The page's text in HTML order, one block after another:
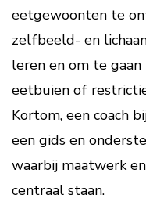
eetgewoonten te
zelfbeeld- en
leren en om te
eetbuien of
Kortom, een coach
een gids en
waarbij maatwerk
centraal staan.